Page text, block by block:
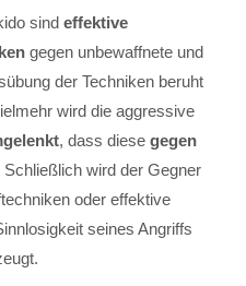
sindeffektive
gegen unbewaffnete und
der Techniken beruht
wird die aggressive
, dass diese gegen
Schließlich wird der Gegner
oder effektive
seines Angriffs